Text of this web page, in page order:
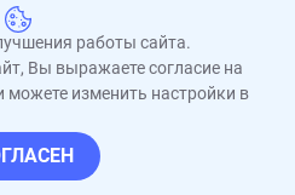
работы сайта.
Вы выражаете согласие на
можете изменить настройки в
отработке